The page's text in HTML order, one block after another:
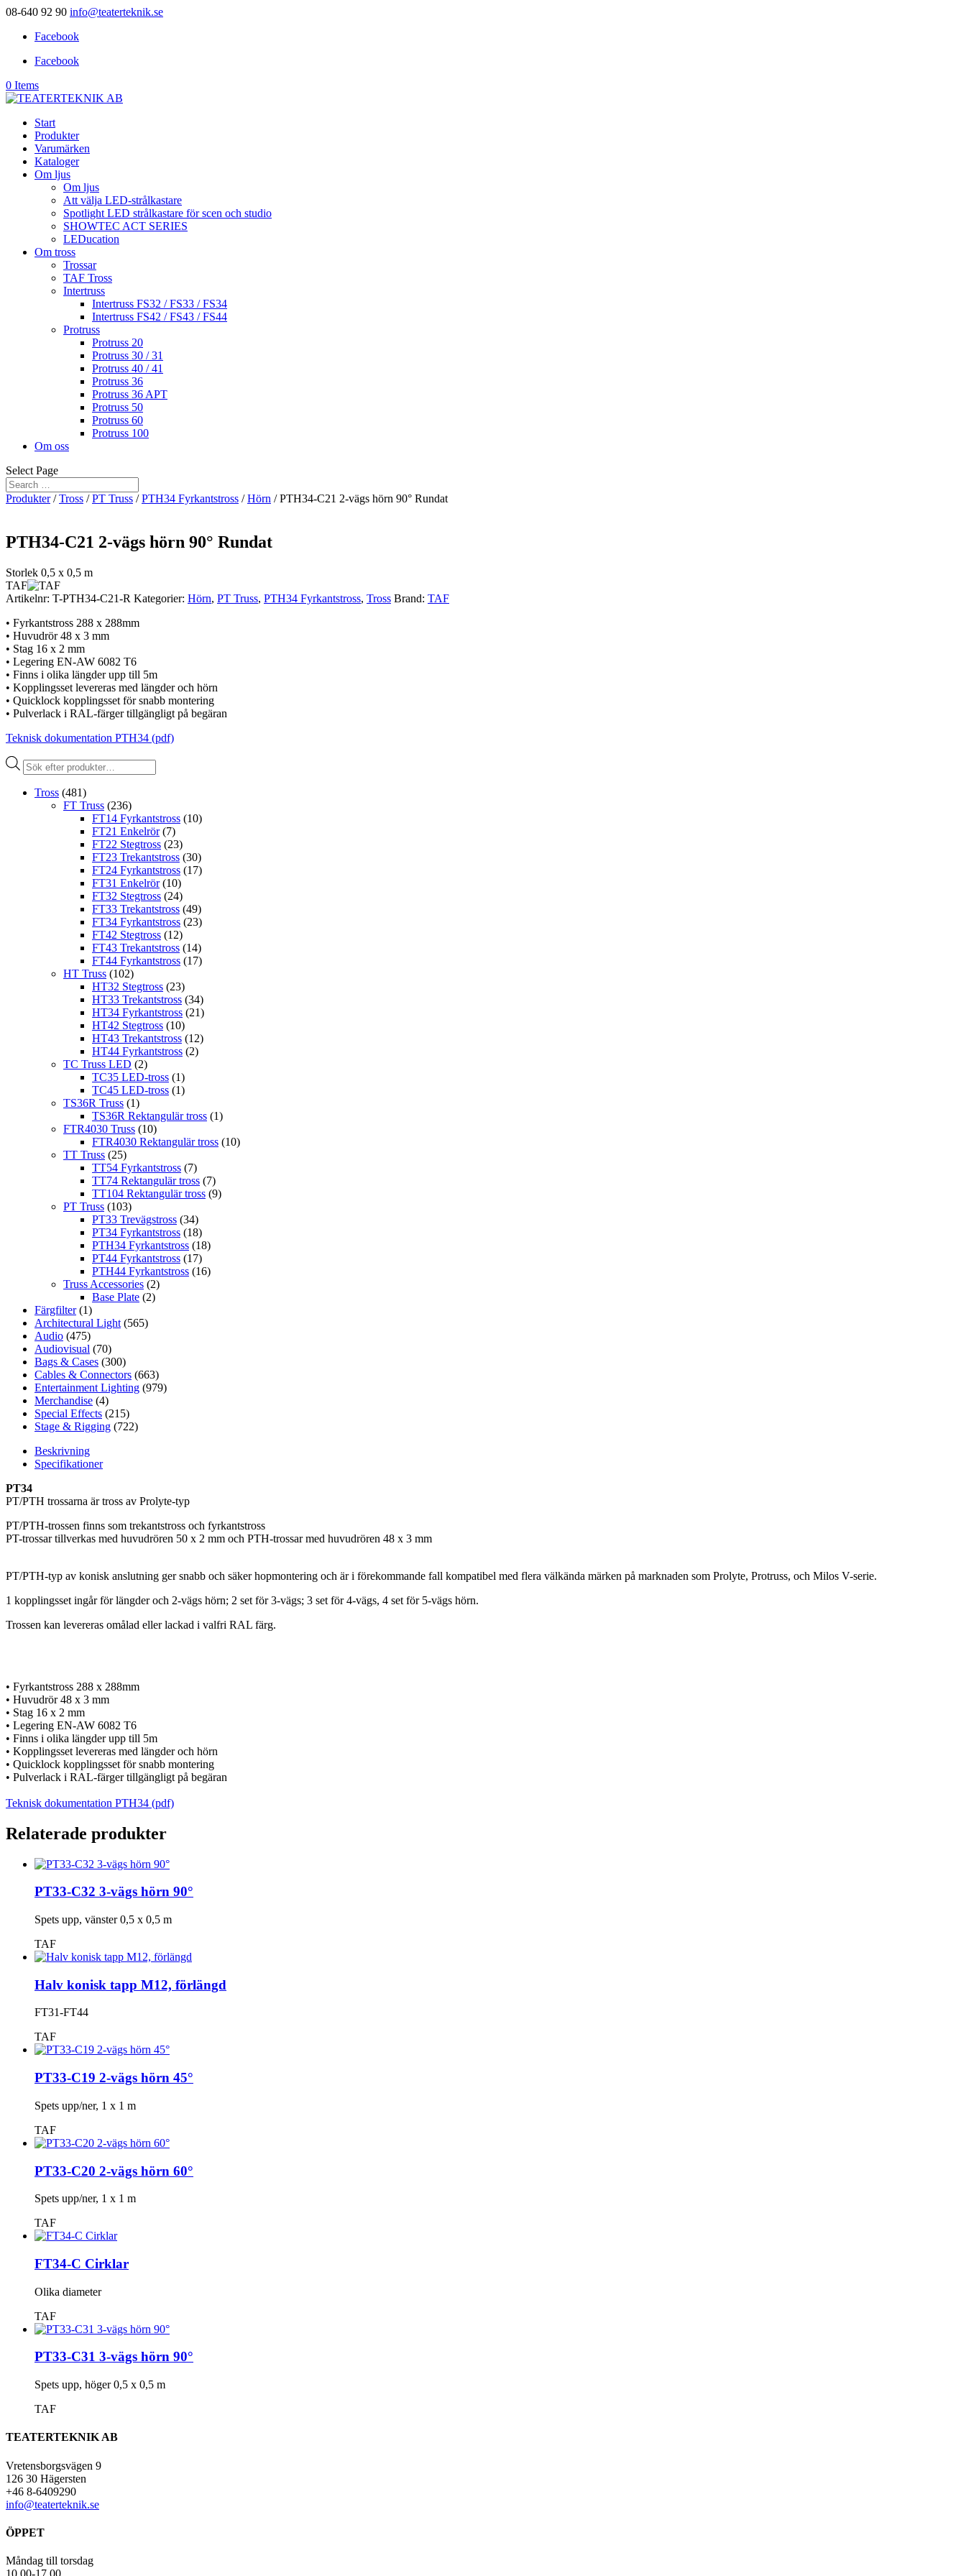
08-640 92 90 info@teaterteknik.se
Facebook
Facebook
0 Items
Start
Produkter
Varumärken
Kataloger
Om ljus
Om ljus
Att välja LED-strålkastare
Spotlight LED strålkastare för scen och studio
SHOWTEC ACT SERIES
LEDucation
Om tross
Trossar
TAF Tross
Intertruss
Intertruss FS32 / FS33 / FS34
Intertruss FS42 / FS43 / FS44
Protruss
Protruss 20
Protruss 30 / 31
Protruss 40 / 41
Protruss 36
Protruss 36 APT
Protruss 50
Protruss 60
Protruss 100
Om oss
Select Page
Produkter/Tross /PT Truss /PTH34 Fyrkantstross /Hörn / PTH34-C21 2-vägs hörn 90° Rundat
PTH34-C21 2-vägs hörn 90° Rundat
Storlek 0,5 x 0,5 m
TAF
Artikelnr: T-PTH34-C21-R Kategorier: Hörn, PT Truss, PTH34 Fyrkantstross, Tross Brand: TAF
• Fyrkantstross 288 x 288mm
• Huvudrör 48 x 3 mm
• Stag 16 x 2 mm
• Legering EN-AW 6082 T6
• Finns i olika längder upp till 5m
• Kopplingsset levereras med längder och hörn
• Quicklock kopplingsset för snabb montering
• Pulverlack i RAL-färger tillgängligt på begäran
Teknisk dokumentation PTH34 (pdf)
Produktsökning
Tross (481)
FT Truss (236)
FT14 Fyrkantstross (10)
FT21 Enkelrör (7)
FT22 Stegtross (23)
FT23 Trekantstross (30)
FT24 Fyrkantstross (17)
FT31 Enkelrör (10)
FT32 Stegtross (24)
FT33 Trekantstross (49)
FT34 Fyrkantstross (23)
FT42 Stegtross (12)
FT43 Trekantstross (14)
FT44 Fyrkantstross (17)
HT Truss (102)
HT32 Stegtross (23)
HT33 Trekantstross (34)
HT34 Fyrkantstross (21)
HT42 Stegtross (10)
HT43 Trekantstross (12)
HT44 Fyrkantstross (2)
TC Truss LED (2)
TC35 LED-tross (1)
TC45 LED-tross (1)
TS36R Truss (1)
TS36R Rektangulär tross (1)
FTR4030 Truss (10)
FTR4030 Rektangulär tross (10)
TT Truss (25)
TT54 Fyrkantstross (7)
TT74 Rektangulär tross (7)
TT104 Rektangulär tross (9)
PT Truss (103)
PT33 Trevägstross (34)
PT34 Fyrkantstross (18)
PTH34 Fyrkantstross (18)
PT44 Fyrkantstross (17)
PTH44 Fyrkantstross (16)
Truss Accessories (2)
Base Plate (2)
Färgfilter (1)
Architectural Light (565)
Audio (475)
Audiovisual (70)
Bags & Cases (300)
Cables & Connectors (663)
Entertainment Lighting (979)
Merchandise (4)
Special Effects (215)
Stage & Rigging (722)
Beskrivning
Specifikationer
PT34
PT/PTH trossarna är tross av Prolyte-typ
PT/PTH-trossen finns som trekantstross och fyrkantstross
PT-trossar tillverkas med huvudrören 50 x 2 mm och PTH-trossar med huvudrören 48 x 3 mm
PT/PTH-typ av konisk anslutning ger snabb och säker hopmontering och är i förekommande fall kompatibel med flera välkända märken på marknaden som Prolyte, Protruss, och Milos V-serie.
1 kopplingsset ingår för längder och 2-vägs hörn; 2 set för 3-vägs; 3 set för 4-vägs, 4 set för 5-vägs hörn.
Trossen kan levereras omålad eller lackad i valfri RAL färg.
• Fyrkantstross 288 x 288mm
• Huvudrör 48 x 3 mm
• Stag 16 x 2 mm
• Legering EN-AW 6082 T6
• Finns i olika längder upp till 5m
• Kopplingsset levereras med längder och hörn
• Quicklock kopplingsset för snabb montering
• Pulverlack i RAL-färger tillgängligt på begäran
Teknisk dokumentation PTH34 (pdf)
Relaterade produkter
PT33-C32 3-vägs hörn 90°
Spets upp, vänster 0,5 x 0,5 m
TAF
Halv konisk tapp M12, förlängd
FT31-FT44
TAF
PT33-C19 2-vägs hörn 45°
Spets upp/ner, 1 x 1 m
TAF
PT33-C20 2-vägs hörn 60°
Spets upp/ner, 1 x 1 m
TAF
FT34-C Cirklar
Olika diameter
TAF
PT33-C31 3-vägs hörn 90°
Spets upp, höger 0,5 x 0,5 m
TAF
TEATERTEKNIK AB
Vretensborgsvägen 9
126 30 Hägersten
+46 8-6409290
info@teaterteknik.se
ÖPPET
Måndag till torsdag